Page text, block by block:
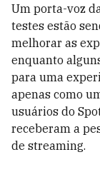
Um porta-voz
testes estão
melhorar as
enquanto
para uma
apenas como
usuários do
receberam a
de streaming.